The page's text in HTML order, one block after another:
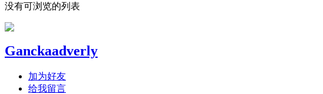
没有可浏览的列表
Ganckaadverly
加为好友
给我留言